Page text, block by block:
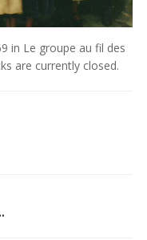
in Le groupe au fil des
are currently closed.